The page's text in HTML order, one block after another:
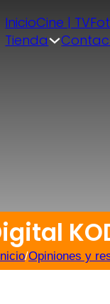
InicioCine | TV
Tienda
/Opiniones y